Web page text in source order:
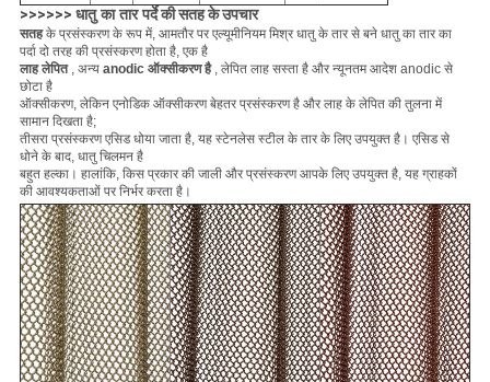
>>>>>> धातु का तार पर्देकी सतह के उपचार
सतहके प्रसंस्करण के रूप में, आमतौर पर एल्यूमीनियम मिश्र धातु के तार से बने धातु का तार का
पर्दा दो तरह की प्रसंस्करण होता है, एक है
लाह लेपित, अन्य anodic ऑक्सीकरण है, लेपित लाह सस्ता है और न्यूनतम आदेश anodic से
छोटा है
ऑक्सीकरण, लेकिन एनोडिक ऑक्सीकरण बेहतर प्रसंस्करण है और लाह के लेपित की तुलना में
सामान दिखता है;
तीसरा प्रसंस्करण एसिड धोया जाता है, यह स्टेनलेस स्टील के तार के लिए उपयुक्त है। एसिड से
धोने के बाद, धातु चिलमन है
बहुत हल्का। हालांकि, किस प्रकार की जाली और प्रसंस्करण आपके लिए उपयुक्त है, यह ग्राहकों
की आवश्यकताओं पर निर्भर करता है।